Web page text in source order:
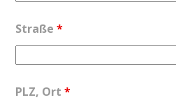
Straße *
PLZ, Ort *